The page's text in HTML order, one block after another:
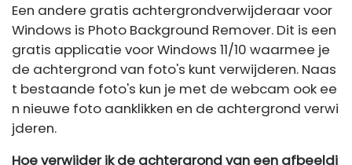
Een andere gratis achtergrondverwijderaar voor
Windows is Photo Background Remover. Dit is een
gratis applicatie voor Windows 11/10 waarmee je
de achtergrond van foto's kunt verwijderen. Naas
t bestaande foto's kun je met de webcam ook ee
n nieuwe foto aanklikken en de achtergrond verwi
jderen.
Hoe verwijder ik de achtergrond van een afbeeldi